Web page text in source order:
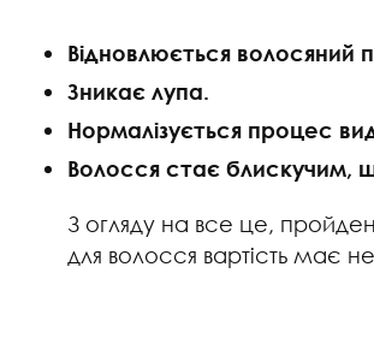
Відновлюється волосяний
Зникає лупа.
Нормалізується процес
Волосся стає блискучим,
З огляду на все це,
для волосся вартість має